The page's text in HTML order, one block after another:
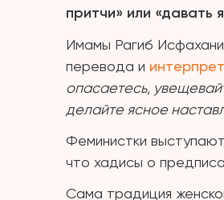
притчи» или «давать
Имамы Рагиб
перевода и
опасаетесь,
делайте ясное
Феминистки
что хадисы о
Сама традиция